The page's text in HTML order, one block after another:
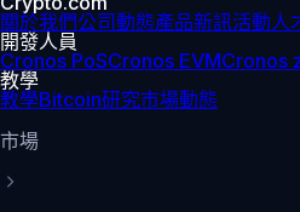
關於我們公司動態產品新訊活動人
開發人員
Cronos PoSCronos EVMCronos
教學
教學Bitcoin研究市場動態
市場